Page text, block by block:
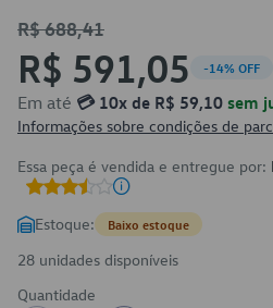
R$ 688,41
R$ 591,05 -14% OFF
Em até 💳 10x de R$ 59,10 sem
Informações sobre condições de
Essa peça é vendida e entregue por:
Estoque: Baixo estoque
28 unidades disponíveis
Quantidade